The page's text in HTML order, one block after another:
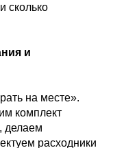
сколько
и
на месте».
комплект
делаем
расходники